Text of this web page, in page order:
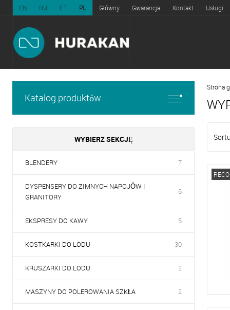
EN RU ET PL Główny Gwarancja Kontakt Usługi
Katalog produktów
WYBIERZ SEKCJĘ
BLENDERY 7
DYSPENSERY DO ZIMNYCH NAPOJÓW I
GRANITORY
6
EKSPRESY DO KAWY 5
KOSTKARKI DO LODU 30
KRUSZARKI DO LODU 2
MASZYNY DO POLEROWANIA SZKŁA 2
Strona